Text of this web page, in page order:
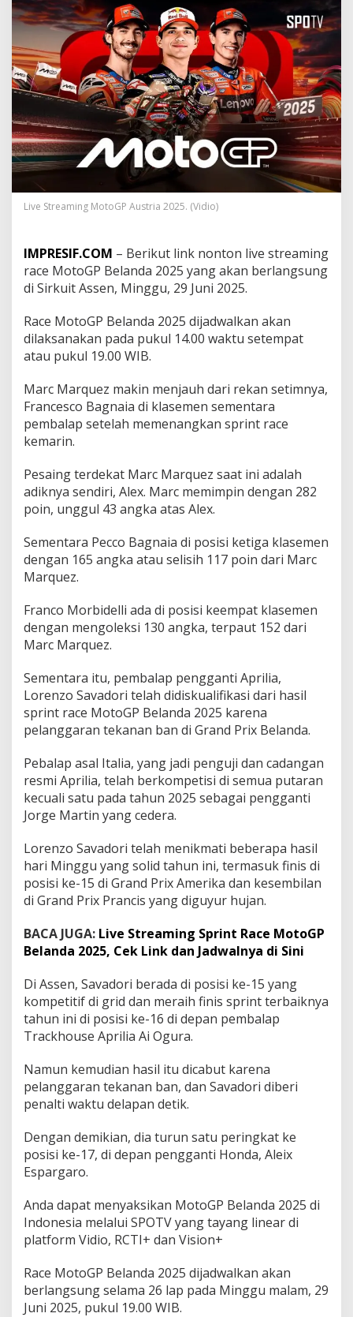
m
i
n
g
R
a
c
e
M
o
t
o
G
P
B
a
n
d
a
0
5
T
y
a
g
a
t
s
i
T
s
i
a
l
,
C
e
i
n
k
d
n
J
a
d
w
l
n
y
d
i
S
i
n
Live Streaming MotoGP Austria 2025. (Vidio)
IMPRESIF.COM – Berikut link nonton live streaming
race MotoGP Belanda 2025 yang akan berlangsung
di Sirkuit Assen, Minggu, 29 Juni 2025.
Race MotoGP Belanda 2025 dijadwalkan akan
dilaksanakan pada pukul 14.00 waktu setempat
atau pukul 19.00 WIB.
Marc Marquez makin menjauh dari rekan setimnya,
Francesco Bagnaia di klasemen sementara
pembalap setelah memenangkan sprint race
kemarin.
Pesaing terdekat Marc Marquez saat ini adalah
adiknya sendiri, Alex. Marc memimpin dengan 282
poin, unggul 43 angka atas Alex.
Sementara Pecco Bagnaia di posisi ketiga klasemen
dengan 165 angka atau selisih 117 poin dari Marc
Marquez.
Franco Morbidelli ada di posisi keempat klasemen
dengan mengoleksi 130 angka, terpaut 152 dari
Marc Marquez.
Sementara itu, pembalap pengganti Aprilia,
Lorenzo Savadori telah didiskualifikasi dari hasil
sprint race MotoGP Belanda 2025 karena
pelanggaran tekanan ban di Grand Prix Belanda.
Pebalap asal Italia, yang jadi penguji dan cadangan
resmi Aprilia, telah berkompetisi di semua putaran
kecuali satu pada tahun 2025 sebagai pengganti
Jorge Martin yang cedera.
Lorenzo Savadori telah menikmati beberapa hasil
hari Minggu yang solid tahun ini, termasuk finis di
posisi ke-15 di Grand Prix Amerika dan kesembilan
di Grand Prix Prancis yang diguyur hujan.
BACA JUGA: Live Streaming Sprint Race MotoGP
Belanda 2025, Cek Link dan Jadwalnya di Sini
Di Assen, Savadori berada di posisi ke-15 yang
kompetitif di grid dan meraih finis sprint terbaiknya
tahun ini di posisi ke-16 di depan pembalap
Trackhouse Aprilia Ai Ogura.
Namun kemudian hasil itu dicabut karena
pelanggaran tekanan ban, dan Savadori diberi
penalti waktu delapan detik.
Dengan demikian, dia turun satu peringkat ke
posisi ke-17, di depan pengganti Honda, Aleix
Espargaro.
Anda dapat menyaksikan MotoGP Belanda 2025 di
Indonesia melalui SPOTV yang tayang linear di
platform Vidio, RCTI+ dan Vision+
Race MotoGP Belanda 2025 dijadwalkan akan
berlangsung selama 26 lap pada Minggu malam, 29
Juni 2025, pukul 19.00 WIB.